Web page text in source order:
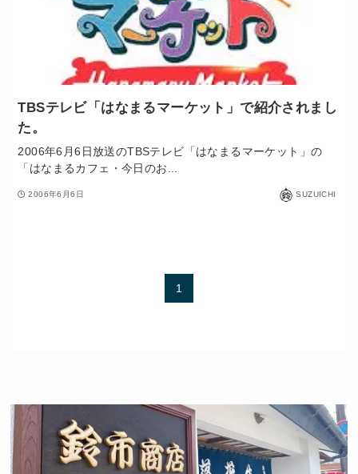
TBSテレビ「はなまるマーケット」で紹介されまし
た。
2006年6月6日放送のTBSテレビ「はなまるマーケット」の
「はなまるカフェ・今日のお...
2006年6月6日 SUZUICHI
1